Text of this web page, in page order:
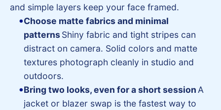
and simple layers keep your face framed.
Choose matte fabrics and minimal
patterns Shiny fabric and tight stripes can
distract on camera. Solid colors and matte
textures photograph cleanly in studio and
outdoors.
Bring two looks, even for a short session A
jacket or blazer swap is the fastest way to